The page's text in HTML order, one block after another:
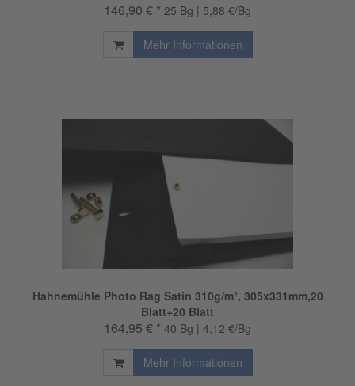
146,90 € * 25 Bg | 5,88 €/Bg
Mehr Informationen
Hahnemühle Photo Rag Satin 310g/m², 305x331mm,20
Blatt+20 Blatt
164,95 € * 40 Bg | 4,12 €/Bg
Mehr Informationen